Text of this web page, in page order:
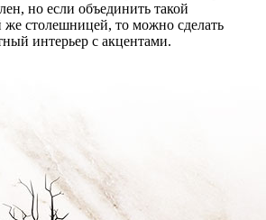
но если объединить такой
же столешницей, то можно сделать
интерьер с акцентами.